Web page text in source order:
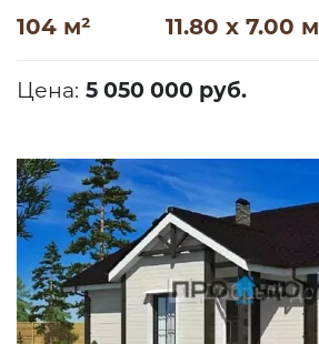
104 м² 11.80 x 7.00 м
Цена: 5 050 000 руб.